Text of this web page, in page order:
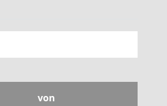
von